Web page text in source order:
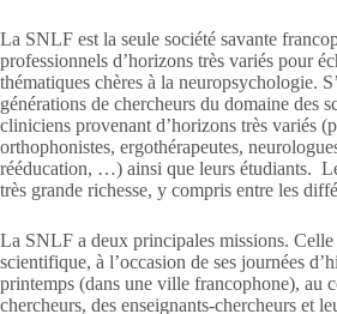
La SNLF est la seule société savante
professionnels d’horizons très variés pour
thématiques chères à la neuropsychologie.
générations de chercheurs du domaine des
cliniciens provenant d’horizons très variés
orthophonistes, ergothérapeutes,
rééducation, …) ainsi que leurs étudiants.
très grande richesse, y compris entre les
La SNLF a deux principales missions. Celle
scientifique, à l’occasion de ses journées
printemps (dans une ville francophone), au
chercheurs, des enseignants-chercheurs et